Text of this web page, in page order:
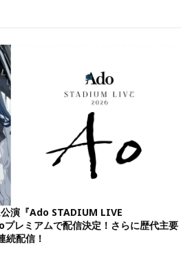
演『Ado STADIUM LIVE
レミアムで配信決定！さらに歴代主要
続配信！